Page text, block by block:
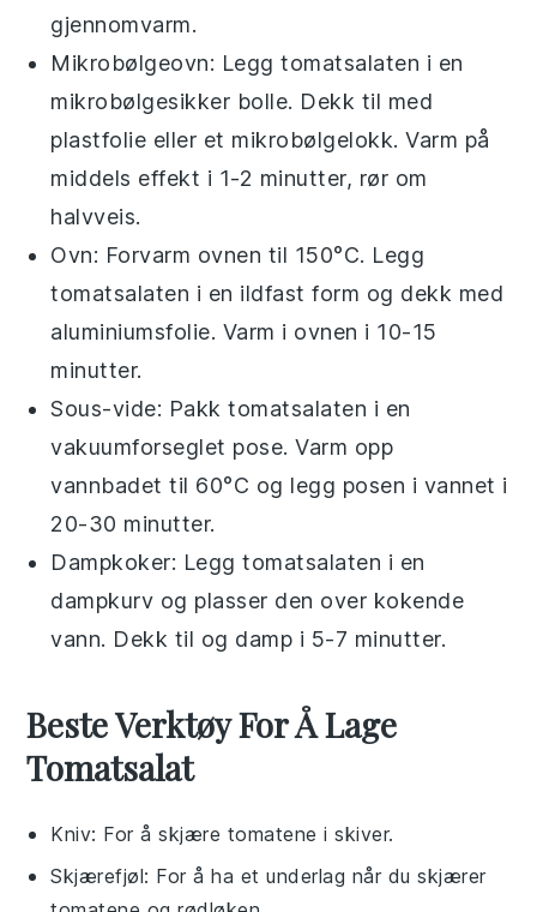
gjennomvarm.
Mikrobølgeovn: Legg tomatsalaten i en
mikrobølgesikker bolle. Dekk til med
plastfolie eller et mikrobølgelokk. Varm på
middels effekt i 1-2 minutter, rør om
halvveis.
Ovn: Forvarm ovnen til 150°C. Legg
tomatsalaten i en ildfast form og dekk med
aluminiumsfolie. Varm i ovnen i 10-15
minutter.
Sous-vide: Pakk tomatsalaten i en
vakuumforseglet pose. Varm opp
vannbadet til 60°C og legg posen i vannet i
20-30 minutter.
Dampkoker: Legg tomatsalaten i en
dampkurv og plasser den over kokende
vann. Dekk til og damp i 5-7 minutter.
Beste Verktøy For Å Lage
Tomatsalat
Kniv: For å skjære tomatene i skiver.
Skjærefjøl: For å ha et underlag når du skjærer